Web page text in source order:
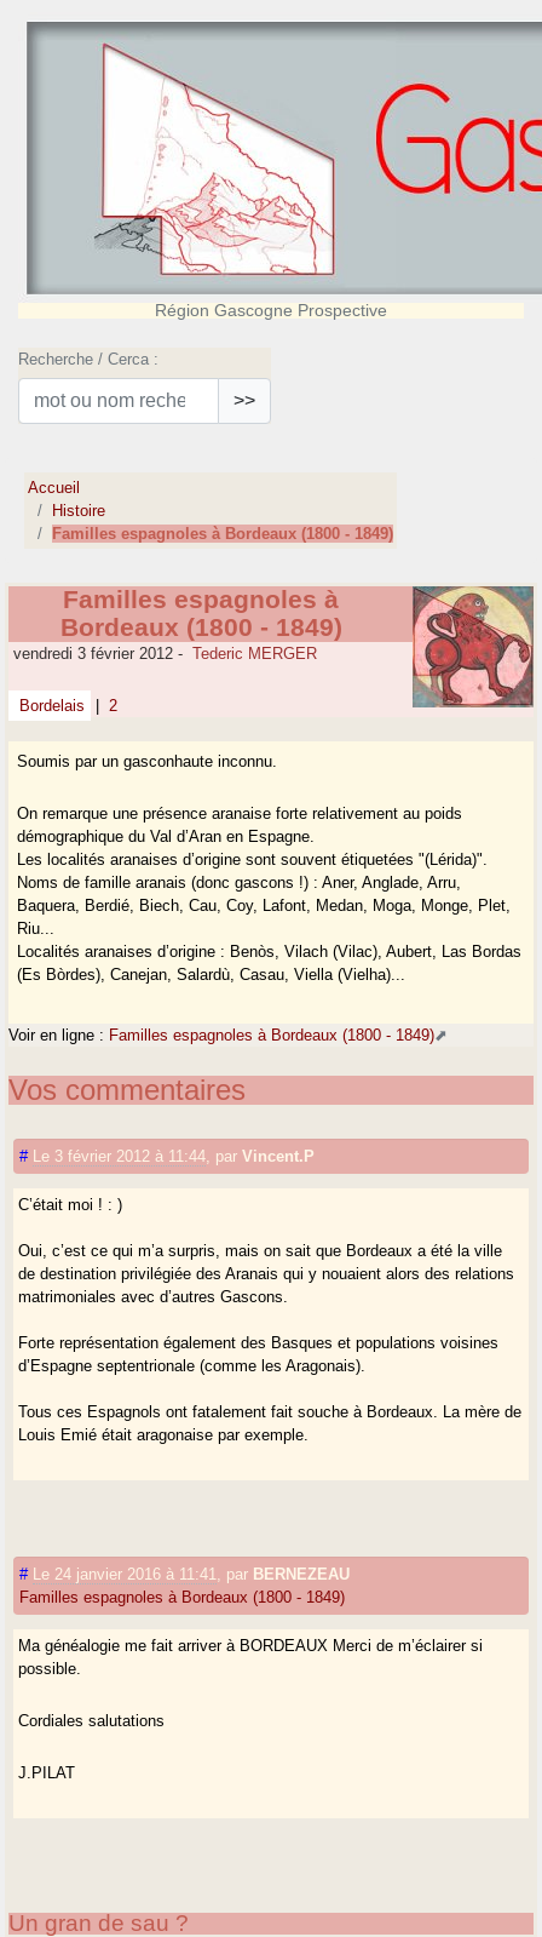
Région Gascogne Prospective
Recherche / Cerca :
>>
Accueil
Histoire
Familles espagnoles à Bordeaux (1800 - 1849)
Familles espagnoles à
Bordeaux (1800 - 1849)
vendredi 3 février 2012 - Tederic MERGER
Bordelais 2
Soumis par un gasconhaute inconnu.
On remarque une présence aranaise forte relativement au poids
démographique du Val d’Aran en Espagne.
Les localités aranaises d’origine sont souvent étiquetées "(Lérida)".
Noms de famille aranais (donc gascons !) : Aner, Anglade, Arru,
Baquera, Berdié, Biech, Cau, Coy, Lafont, Medan, Moga, Monge, Plet,
Riu...
Localités aranaises d’origine : Benòs, Vilach (Vilac), Aubert, Las Bordas
(Es Bòrdes), Canejan, Salardù, Casau, Viella (Vielha)...
Voir en ligne : Familles espagnoles à Bordeaux (1800 - 1849)
Vos commentaires
# Le 3 février 2012 à 11:44 parVincent.P
C’était moi ! : )
Oui, c’est ce qui m’a surpris, mais on sait que Bordeaux a été la ville
de destination privilégiée des Aranais qui y nouaient alors des relations
matrimoniales avec d’autres Gascons.
Forte représentation également des Basques et populations voisines
d’Espagne septentrionale (comme les Aragonais).
Tous ces Espagnols ont fatalement fait souche à Bordeaux. La mère de
Louis Emié était aragonaise par exemple.
# Le 24 janvier 2016 à 11:41 par BERNEZEAU
Familles espagnoles à Bordeaux (1800 - 1849)
Ma généalogie me fait arriver à BORDEAUX Merci de m’éclairer si
possible.
Cordiales salutations
J.PILAT
Un gran de sau ?